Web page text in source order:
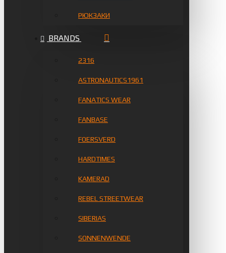
РЮКЗАКИ
BRANDS
2316
ASTRONAUTICS1961
FANATICS WEAR
FANBASE
FOERSVERD
HARDTIMES
KAMERAD
REBEL STREETWEAR
SIBERIAS
SONNENWENDE